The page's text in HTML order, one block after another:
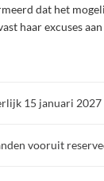
dat het
haar excuses
15 januari
vooruit